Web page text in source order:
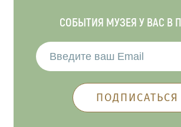
СОБЫТИЯ МУЗЕЯ У ВАС В